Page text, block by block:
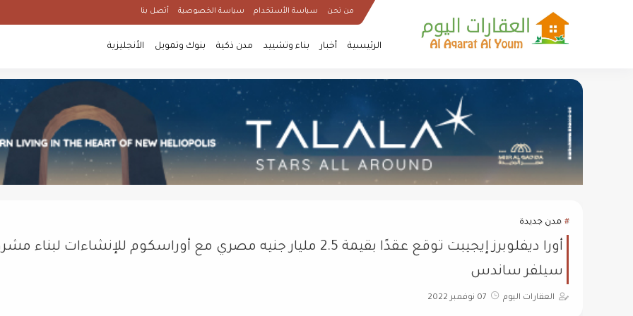
من نحن سياسة الأستخدام سياسة الخصوصية أتصل بنا
الرئيسية أخبار بناء وتشييد مدن ذكية بنوك وتمويل الأنجليزية
مدن جديدة
أورا ديفلوبرز إيجيبت توقع عقدًا بقيمة 2.5 مليار جنيه مصري مع أوراسكوم للإنشاءات لبناء
سيلفر ساندس
العقارات اليوم 07 نوفمبر 2022